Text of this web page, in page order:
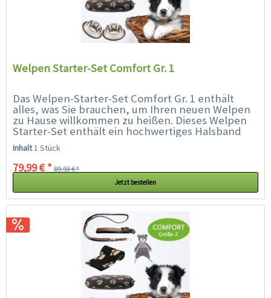
Welpen Starter-Set Comfort Gr. 1
Das Welpen-Starter-Set Comfort Gr. 1 enthält
alles, was Sie brauchen, um Ihren neuen Welpen
zu Hause willkommen zu heißen. Dieses Welpen
Starter-Set enthält ein hochwertiges Halsband
(25 - 30 cm geeignet für...
Inhalt1 Stück
79,99 € * 89,93 € *
Jetzt bestellen